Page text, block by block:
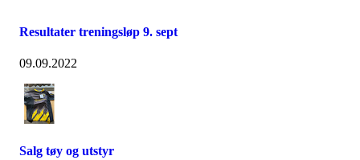
Resultater treningsløp 9. sept
09.09.2022
Salg tøy og utstyr